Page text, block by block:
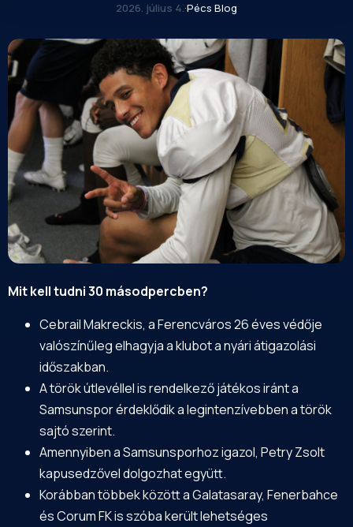
2026. július 4.·Pécs Blog
Mit kell tudni 30 másodpercben?
Cebrail Makreckis, a Ferencváros 26 éves védője
valószínűleg elhagyja a klubot a nyári átigazolási
időszakban.
A török útlevéllel is rendelkező játékos iránt a
Samsunspor érdeklődik a legintenzívebben a török
sajtó szerint.
Amennyiben a Samsunsporhoz igazol, Petry Zsolt
kapusedzővel dolgozhat együtt.
Korábban többek között a Galatasaray, Fenerbahce
és Corum FK is szóba került lehetséges